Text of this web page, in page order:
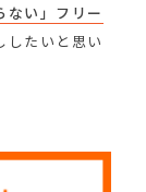
ない」フリー
したいと思い